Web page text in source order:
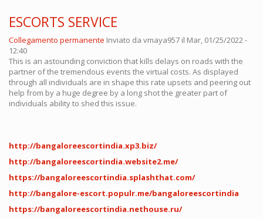
ESCORTS SERVICE
Collegamento permanente Inviato da vmaya957 il Mar, 01/25/2022 -
12:40
This is an astounding conviction that kills delays on roads with the
partner of the tremendous events the virtual costs. As displayed
through all individuals are in shape this rate upsets and peering out
help from by a huge degree by a long shot the greater part of
individuals ability to shed this issue.
http://bangaloreescortindia.xp3.biz/
http://bangaloreescortindia.website2.me/
https://bangaloreescortindia.splashthat.com/
http://bangalore-escort.populr.me/bangaloreescortindia
https://bangaloreescortindia.nethouse.ru/